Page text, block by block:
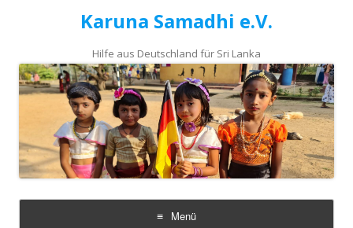
Karuna Samadhi e.V.
Hilfe aus Deutschland für Sri Lanka
Menü